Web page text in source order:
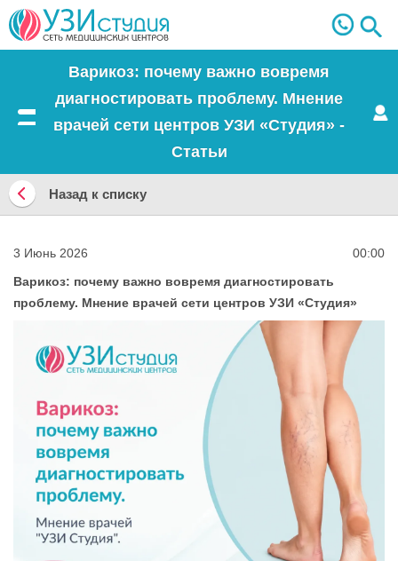
Варикоз: почему важно вовремя
диагностировать проблему. Мнение
врачей сети центров УЗИ «Студия» -
Статьи
Назад
к
списку
Назад к списку
3 Июнь 2026
00:00
Варикоз: почему важно вовремя диагностировать
проблему. Мнение врачей сети центров УЗИ «Студия»